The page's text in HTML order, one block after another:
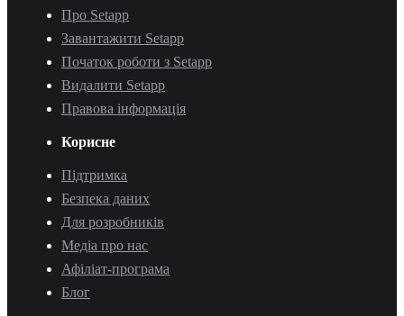
Про Setapp
Завантажити Setapp
Початок роботи з Setapp
Видалити Setapp
Правова інформація
Корисне
Підтримка
Безпека даних
Для розробників
Медіа про нас
Афіліат-програма
Блог